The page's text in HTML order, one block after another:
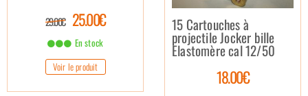
29.00€ 25.00€
En stock
Voir le produit
15 Cartouches à
projectile Jocker bille
Elastomère cal 12/50
18.00€